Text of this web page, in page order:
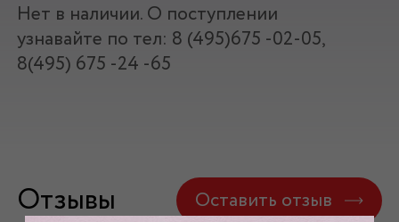
Нет в наличии. О поступлении
узнавайте по тел: 8 (495)675 -02-05,
8(495) 675 -24 -65
Отзывы Оставить отзыв